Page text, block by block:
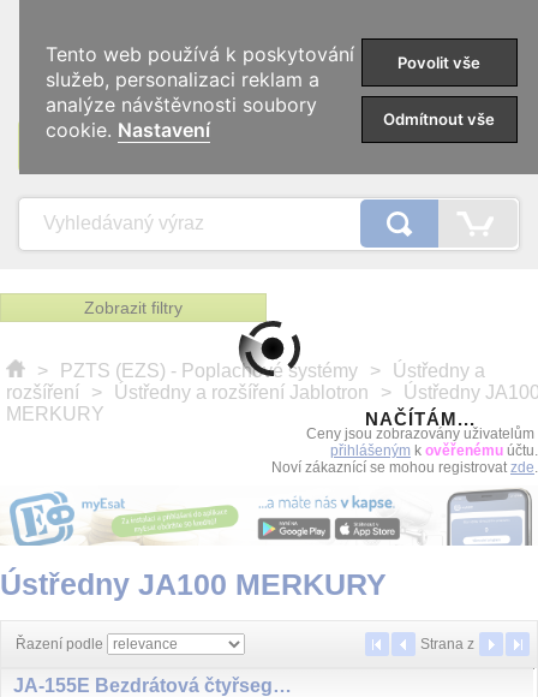
KATEGORIE
Zobrazit filtry
> PZTS (EZS) - Poplachové systémy >
Ústředny a
rozšíření
> Ústředny a rozšíření Jablotron >
Ústředny
MERKURY
Ceny jsou zobrazovány uživatelům
přihlášeným k ověřenému účtu.
Noví zákaznící se mohou registrovatzde.
Ústředny JA100 MERKURY
Řazení podle Strana z
NAČÍTÁM...
JA-155E Bezdrátová čtyřsegmentová klávesnice s displejem a RFID čtečkou
Tento web používá k poskytování
služeb, personalizaci reklam a
analýze návštěvnosti soubory
cookie. Nastavení
Povolit vše
Odmítnout vše